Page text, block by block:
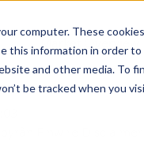
computer. These
this information in order
and other media. To
be tracked when you